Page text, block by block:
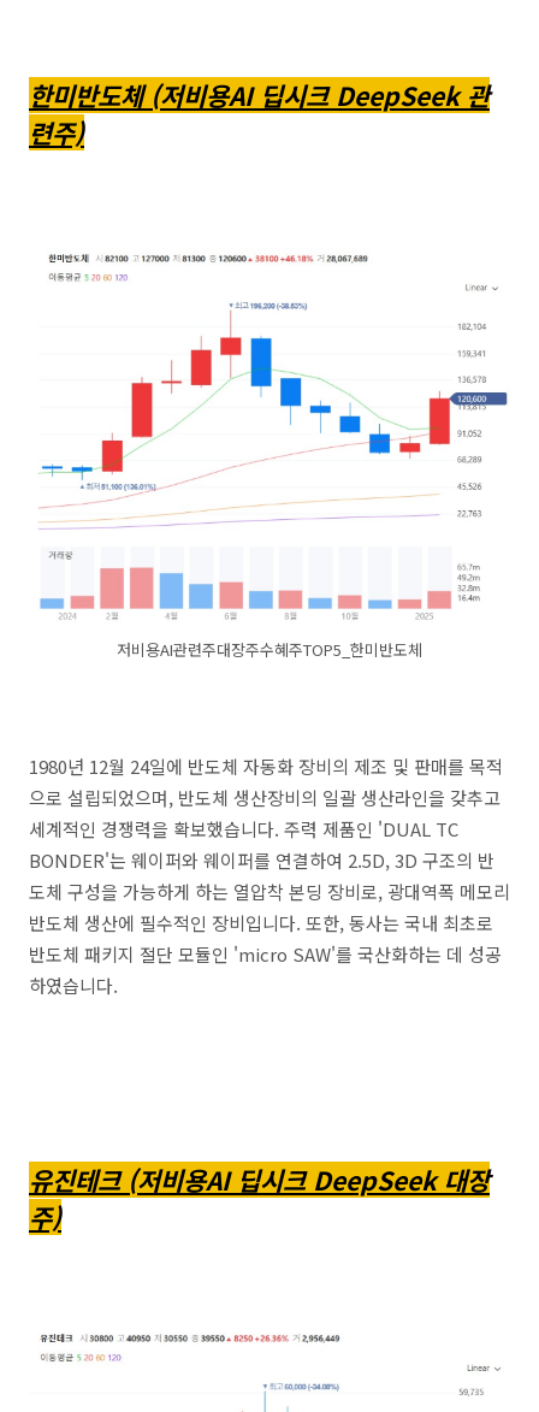
한미반도체 (저비용AI 딥시크 DeepSeek 관
련주)
저비용AI관련주대장주수혜주TOP5_한미반도체
1980년 12월 24일에 반도체 자동화 장비의 제조 및 판매를 목적
으로 설립되었으며, 반도체 생산장비의 일괄 생산라인을 갖추고
세계적인 경쟁력을 확보했습니다. 주력 제품인 'DUAL TC
BONDER'는 웨이퍼와 웨이퍼를 연결하여 2.5D, 3D 구조의 반
도체 구성을 가능하게 하는 열압착 본딩 장비로, 광대역폭 메모리
반도체 생산에 필수적인 장비입니다. 또한, 동사는 국내 최초로
반도체 패키지 절단 모듈인 'micro SAW'를 국산화하는 데 성공
하였습니다.
유진테크 (저비용AI 딥시크 DeepSeek 대장
주)